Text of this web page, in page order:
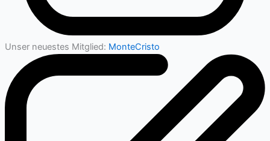
Unser neuestes Mitglied: MonteCristo